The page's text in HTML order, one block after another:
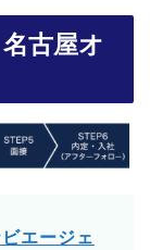
古屋オ
エージェ